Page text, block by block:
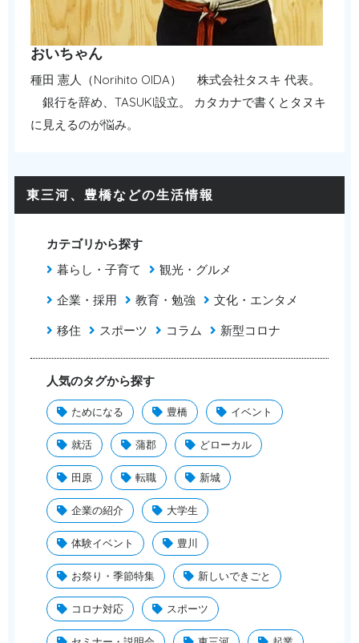
おいちゃん
種田 憲人（Norihito OIDA） 株式会社タスキ 代表。
銀行を辞め、TASUKI設立。 カタカナで書くとタヌキ
に見えるのが悩み。
東三河、豊橋などの生活情報
カテゴリから探す
暮らし・子育て
観光・グルメ
企業・採用
教育・勉強
文化・エンタメ
移住
スポーツ コラム 新型コロナ
人気のタグから探す
ためになる 豊橋 イベント
就活 蒲郡 どローカル
田原 転職 新城
企業の紹介 大学生
体験イベント 豊川
お祭り・季節特集 新しいできごと
コロナ対応 スポーツ